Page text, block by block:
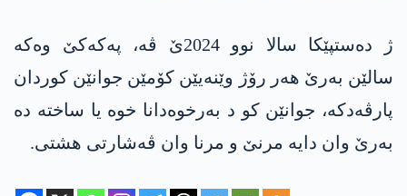
ژ ده‌ستپێكا سالا نوو 2024ێ ڤه‌، په‌كه‌كێ وه‌كه‌
سالێن به‌رێ هه‌ر رۆژ وێنه‌یێن كۆمێن جوانێن كوردان
پارڤه‌دكه‌، جوانێن كو د به‌رخوه‌دانا خوه‌ یا ساخته‌ ده‌
به‌رێ وان دایه‌ مرنێ و مرنا وان ڤه‌شارتی هشتی.